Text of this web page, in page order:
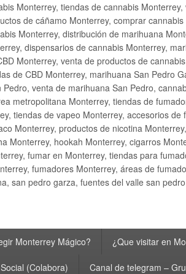
Monterrey, tiendas de cannabis
de cáñamo Monterrey, comprar
Monterrey, distribución de marihuana
dispensarios de cannabis Monterrey,
Monterrey, venta de productos de
de CBD Monterrey, marihuana San Pedro
venta de marihuana San Pedro,
metropolitana Monterrey, tiendas de
tiendas de vapeo Monterrey, accesorios
Monterrey, productos de nicotina
Monterrey, hookah Monterrey, cigarros
fumar en Monterrey, tiendas para
fumadores Monterrey, áreas de
san pedro garza, fuentes del valle san
Monterrey Mágico? ¿Que visitar en
(Colabora) Canal de telegram –